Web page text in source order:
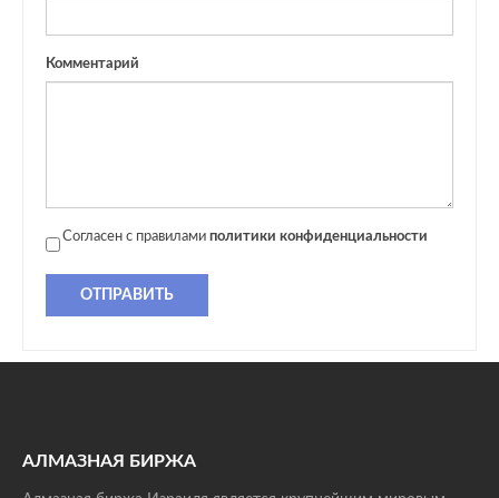
Комментарий
Согласен с правилами политики конфиденциальности
ОТПРАВИТЬ
АЛМАЗНАЯ БИРЖА